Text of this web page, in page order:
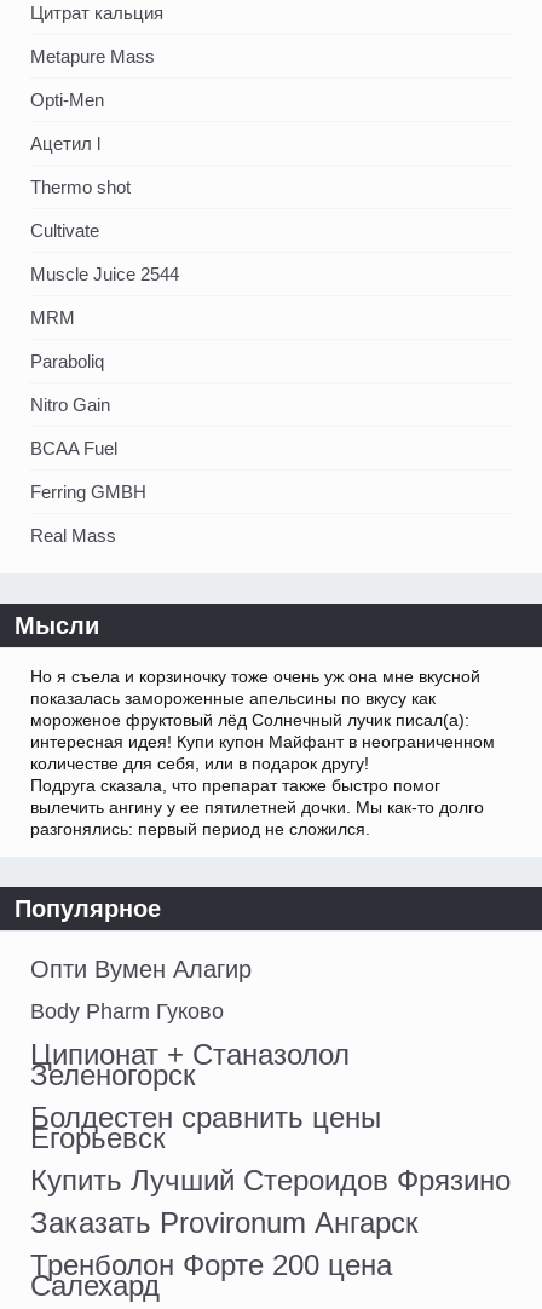
Цитрат кальция
Metapure Mass
Opti-Men
Ацетил l
Thermo shot
Cultivate
Muscle Juice 2544
MRM
Paraboliq
Nitro Gain
BCAA Fuel
Ferring GMBH
Real Mass
Мысли
Но я съела и корзиночку тоже очень уж она мне вкусной
показалась замороженные апельсины по вкусу как
мороженое фруктовый лёд Солнечный лучик писал(а):
интересная идея! Купи купон Майфант в неограниченном
количестве для себя, или в подарок другу!
Подруга сказала, что препарат также быстро помог
вылечить ангину у ее пятилетней дочки. Мы как-то долго
разгонялись: первый период не сложился.
Популярное
Опти Вумен Алагир
Body Pharm Гуково
Ципионат + Станазолол
Зеленогорск
Болдестен сравнить цены
Егорьевск
Купить Лучший Стероидов Фрязино
Заказать Provironum Ангарск
Тренболон Форте 200 цена
Салехард